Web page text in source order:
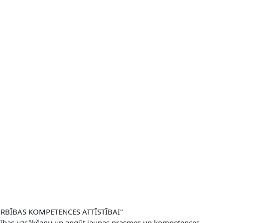
KOMPETENCES ATTĪSTĪBAI"